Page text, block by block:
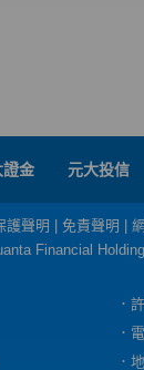
證金 元大投信
護聲明 免責聲明
Financial
．
．
．